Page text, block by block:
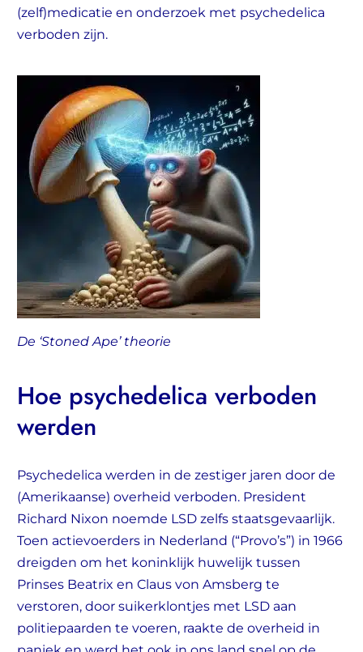
(zelf)medicatie en onderzoek met psychedelica
verboden zijn.
De ‘Stoned Ape’ theorie
Hoe psychedelica verboden
werden
Psychedelica werden in de zestiger jaren door de
(Amerikaanse) overheid verboden. President
Richard Nixon noemde LSD zelfs staatsgevaarlijk.
Toen actievoerders in Nederland (“Provo’s”) in 1966
dreigden om het koninklijk huwelijk tussen
Prinses Beatrix en Claus von Amsberg te
verstoren, door suikerklontjes met LSD aan
politiepaarden te voeren, raakte de overheid in